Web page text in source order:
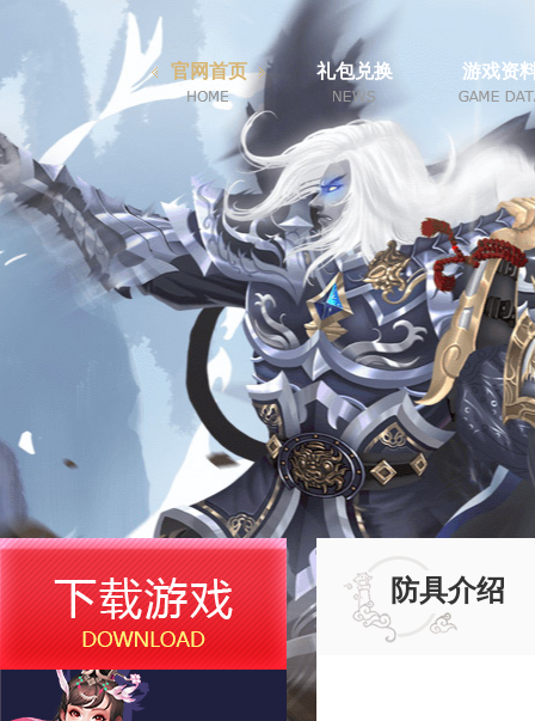
官网首页 礼包兑换 游戏资
防具介绍